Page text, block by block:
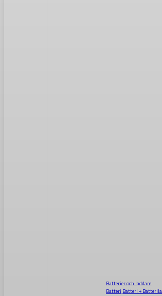
Batterier och laddare
Batteri Batteri +